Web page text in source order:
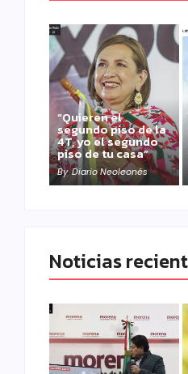
“Quieren el
segundo piso de la
4T, yo el segundo
piso de tu casa”
By Diario Neoleonés
Noticias